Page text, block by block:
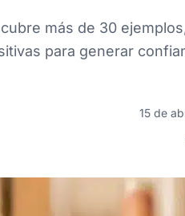
más de 30
para generar
15 de